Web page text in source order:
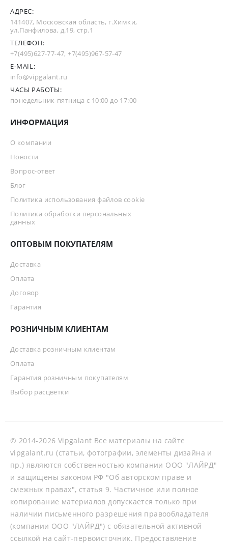
АДРЕС:
141407, Московская область, г.Химки,
ул.Панфилова, д.19, стр.1
ТЕЛЕФОН:
+7(495)627-77-47,+7(495)967-57-47
E-MAIL:
info@vipgalant.ru
ЧАСЫ РАБОТЫ:
понедельник-пятница с 10:00 до 17:00
ИНФОРМАЦИЯ
О компании
Новости
Вопрос-ответ
Блог
Политика использования файлов cookie
Политика обработки персональных
данных
ОПТОВЫМ ПОКУПАТЕЛЯМ
Доставка
Оплата
Договор
Гарантия
РОЗНИЧНЫМ КЛИЕНТАМ
Доставка розничным клиентам
Оплата
Гарантия розничным покупателям
Выбор расцветки
© 2014-2026 Vipgalant Все материалы на сайте
vipgalant.ru (статьи, фотографии, элементы дизайна и
пр.) являются собственностью компании ООО "ЛАЙРД"
и защищены законом РФ "Об авторском праве и
смежных правах", статья 9. Частичное или полное
копирование материалов допускается только при
наличии письменного разрешения правообладателя
(компании ООО "ЛАЙРД") с обязательной активной
ссылкой на сайт-первоисточник. Предоставление